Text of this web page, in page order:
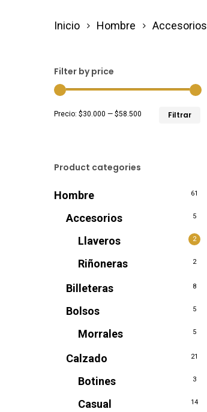
Inicio Hombre Accesorios
Filter by price
Filtrar
Precio: $30.000 — $58.500
Product categories
Hombre 61
Accesorios 5
Llaveros 2
Riñoneras 2
Billeteras 8
Bolsos 5
Morrales 5
Calzado 21
Botines 3
Casual 14